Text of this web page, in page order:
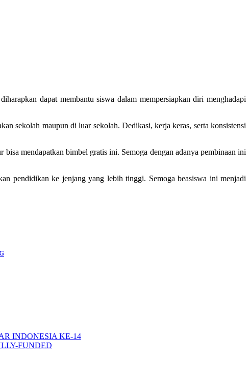
dapat membantu siswa dalam mempersiapkan diri menghadapi
sekolah maupun di luar sekolah. Dedikasi, kerja keras, serta konsistensi
mendapatkan bimbel gratis ini. Semoga dengan adanya pembinaan ini
pendidikan ke jenjang yang lebih tinggi. Semoga beasiswa ini menjadi
INDONESIA KE-14
FUNDED